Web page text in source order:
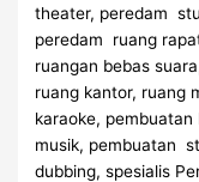
theater, peredam
peredam ruang
ruangan bebas
ruang kantor, ruang
karaoke,
musik, pembuatan
dubbing, spesialis